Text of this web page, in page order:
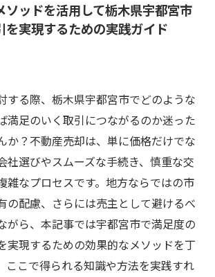
ソッドを活用して栃木県宇都宮市
を実現するための実践ガイド
する際、栃木県宇都宮市でどのような
満足のいく取引につながるのか迷った
か？不動産売却は、単に価格だけでな
社選びやスムーズな手続き、慎重な交
雑なプロセスです。地方ならではの市
の配慮、さらには売主として避けるべ
がら、本記事では宇都宮市で満足度の
実現するための効果的なメソッドを丁
ここで得られる知識や方法を実践すれ